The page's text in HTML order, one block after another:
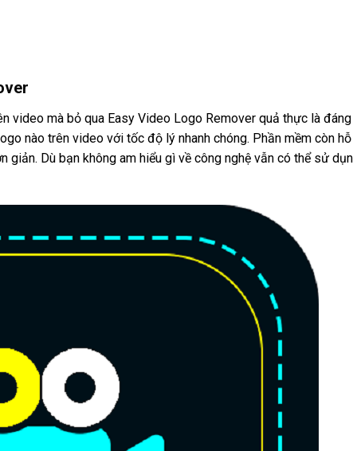
video mà bỏ qua Easy Video Logo Remover quả thực là đáng
nào trên video với tốc độ lý nhanh chóng. Phần mềm còn
Dù bạn không am hiểu gì về công nghệ vẫn có thể sử